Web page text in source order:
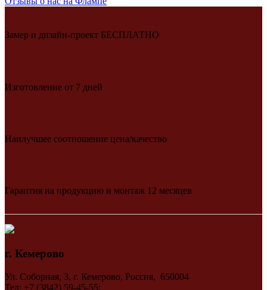
Замер и дизайн-проект БЕСПЛАТНО
Изготовление от 7 дней
Наилучшее соотношение цена/качество
Гарантия на продукцию и монтаж 12 месяцев
г. Кемерово
Ул. Соборная, 3, г. Кемерово, Россия, 650004
Тел: +7 (3842) 59-45-55;